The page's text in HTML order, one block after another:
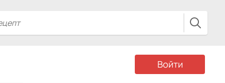
Войти